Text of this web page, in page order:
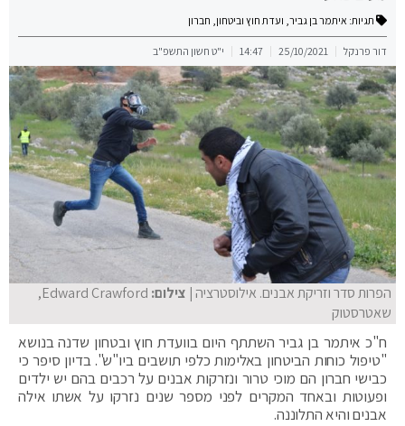
תגיות: איתמר בן גביר, ועדת חוץ וביטחון, חברון
דור פרנקל 25/10/2021
14:47 י"ט חשון התשפ"ב
הפרות סדר וזריקת אבנים. אילוסטרציה| צילום:
Edward Crawford,
שאטרסטוק
ח"כ איתמר בן גביר השתתף היום בוועדת חוץ ובטחון שדנה בנושא
"טיפול כוחות הביטחון באלימות כלפי תושבים ביו"ש". בדיון סיפר כי
כבישי חברון הם מוכי טרור ונזרקות אבנים על רכבים בהם יש ילדים
ופעוטות ובאחד המקרים לפני מספר שנים נזרקו על אשתו אילה
אבנים והיא התלוננה.